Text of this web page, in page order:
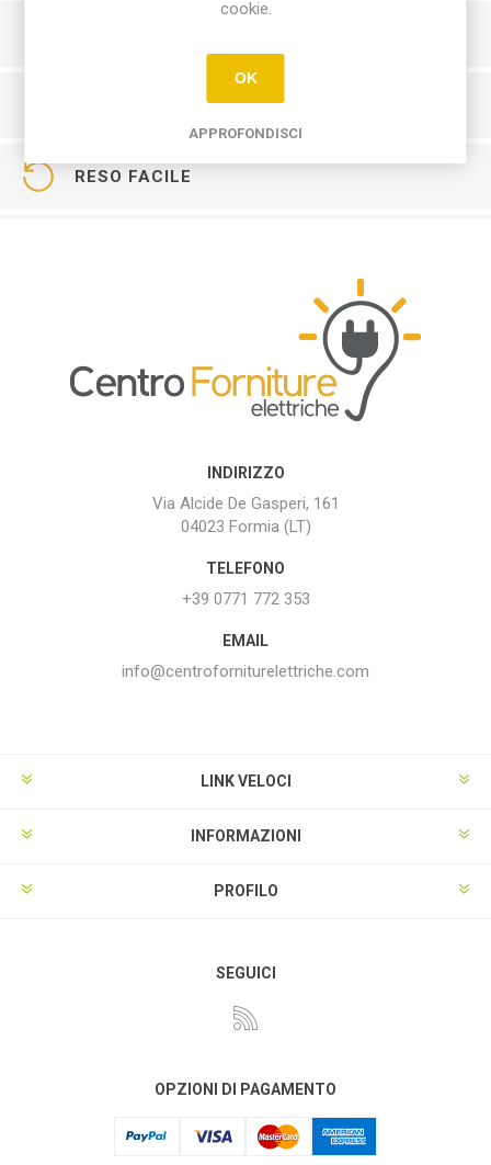
SERVIZIO CLIENTI
RESO FACILE
INDIRIZZO
Via Alcide De Gasperi, 161
04023 Formia (LT)
TELEFONO
+39 0771 772 353
EMAIL
info@centroforniturelettriche.com
LINK VELOCI
INFORMAZIONI
PROFILO
SEGUICI
OPZIONI DI PAGAMENTO
cookie.
OK
APPROFONDISCI